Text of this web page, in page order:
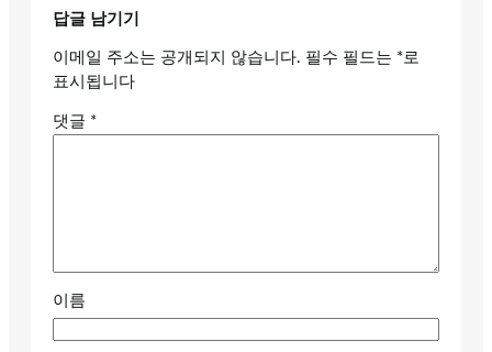
답글 남기기
이메일 주소는 공개되지 않습니다. 필수 필드는 *로
표시됩니다
댓글 *
이름